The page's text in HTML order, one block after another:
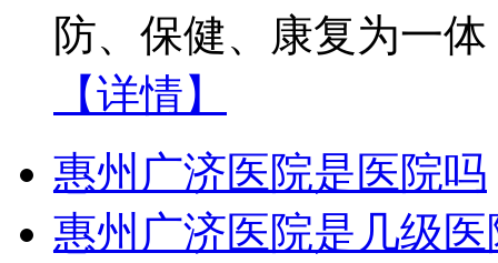
防、保健、康复为一
【详情】
惠州广济医院是医院吗
惠州广济医院是几级医